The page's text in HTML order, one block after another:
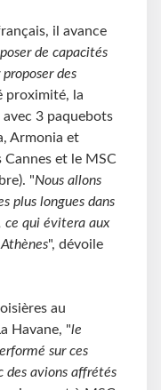
il avance
de capacités
des
proximité, la
avec 3 paquebots
Armonia et
Cannes et le MSC
"Nous allons
plus longues dans
ce qui évitera aux
", dévoile
au
Havane, "le
sur ces
des avions affrétés